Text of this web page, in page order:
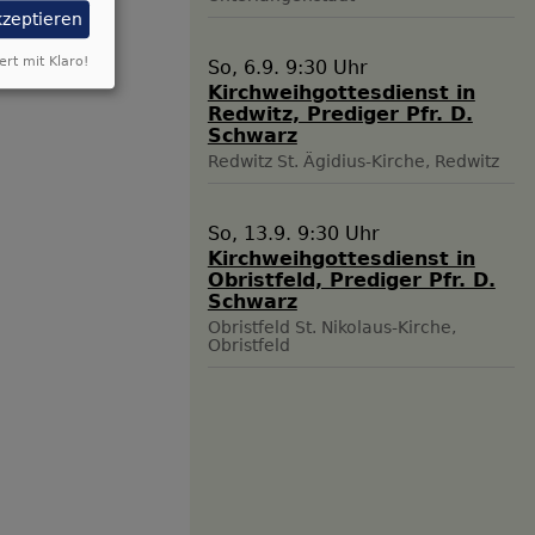
So, 6.9. 9:30 Uhr
Kirchweihgottesdienst in
Redwitz, Prediger Pfr. D.
Schwarz
Redwitz St. Ägidius-Kirche, Redwitz
So, 13.9. 9:30 Uhr
Kirchweihgottesdienst in
Obristfeld, Prediger Pfr. D.
Schwarz
Obristfeld St. Nikolaus-Kirche,
Obristfeld
mit Klaro!